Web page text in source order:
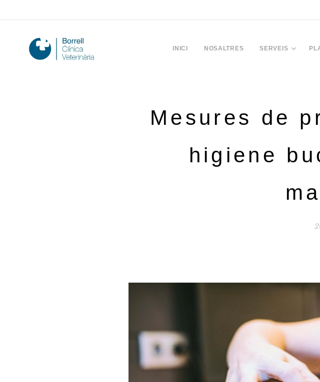
INICI NOSALTRES SERVEIS
Mesures de
higiene